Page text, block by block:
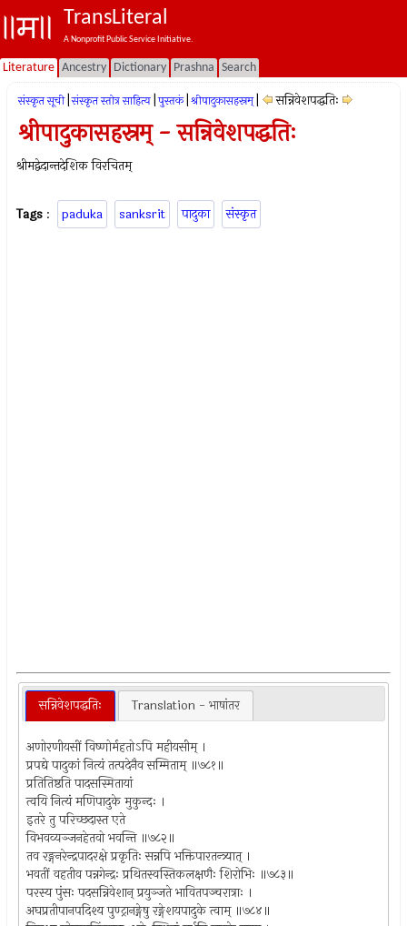
TransLiteral
A Nonprofit Public Service Initiative.
Literature Ancestry Dictionary Prashna Search
संस्कृत सूची संस्कृत स्तोत्र साहित्य पुस्तकं श्रीपादुकासहस्रम् सन्निवेशपद्धतिः
श्रीपादुकासहस्रम् - सन्निवेशपद्धतिः
श्रीमद्वेदान्तदेशिक विरचितम्
Tags : paduka sanksrit पादुका संस्कृत
सन्निवेशपद्धतिः Translation - भाषांतर
अणोरणीयसीं विष्णोर्महतोऽपि महीयसीम् ।
प्रपद्ये पादुकां नित्यं तत्पदेनैव सम्मिताम् ॥७८१॥
प्रतितिष्ठति पादसस्मितायां
त्वयि नित्यं मणिपादुके मुकुन्दः ।
इतरे तु परिच्छदास्त एते
विभवव्यञ्जनहेतवो भवन्ति ॥७८२॥
तव रङ्गनरेन्द्रपादरक्षे प्रकृतिः सन्नपि भक्तिपारतन्त्र्यात् ।
भवतीं वहतीव पन्नगेन्द्रः प्रथितस्वस्तिकलक्षणैः शिरोभिः ॥७८३॥
परस्य पुंसः पदसन्निवेशान् प्रयुञ्जते भावितपञ्चरात्राः ।
अघप्रतीपानपदिश्य पुण्ट्रानङ्गेषु रङ्गेशयपादुके त्वाम् ॥७८४॥